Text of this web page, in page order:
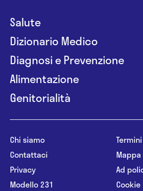
Salute
Dizionario Medico
Diagnosi e Prevenzione
Alimentazione
Genitorialità
Chi siamo
Contattaci
Privacy
Modello 231
Ad